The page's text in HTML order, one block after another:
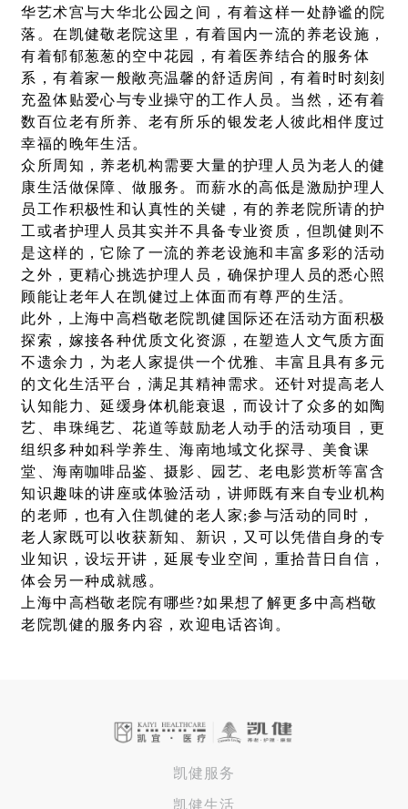
华艺术宫与大华北公园之间，有着这样一处静谧的院
落。在凯健敬老院这里，有着国内一流的养老设施，
有着郁郁葱葱的空中花园，有着医养结合的服务体
系，有着家一般敞亮温馨的舒适房间，有着时时刻刻
充盈体贴爱心与专业操守的工作人员。当然，还有着
数百位老有所养、老有所乐的银发老人彼此相伴度过
幸福的晚年生活。
众所周知，养老机构需要大量的护理人员为老人的健
康生活做保障、做服务。而薪水的高低是激励护理人
员工作积极性和认真性的关键，有的养老院所请的护
工或者护理人员其实并不具备专业资质，但凯健则不
是这样的，它除了一流的养老设施和丰富多彩的活动
之外，更精心挑选护理人员，确保护理人员的悉心照
顾能让老年人在凯健过上体面而有尊严的生活。
此外，上海中高档敬老院凯健国际还在活动方面积极
探索，嫁接各种优质文化资源，在塑造人文气质方面
不遗余力，为老人家提供一个优雅、丰富且具有多元
的文化生活平台，满足其精神需求。还针对提高老人
认知能力、延缓身体机能衰退，而设计了众多的如陶
艺、串珠绳艺、花道等鼓励老人动手的活动项目，更
组织多种如科学养生、海南地域文化探寻、美食课
堂、海南咖啡品鉴、摄影、园艺、老电影赏析等富含
知识趣味的讲座或体验活动，讲师既有来自专业机构
的老师，也有入住凯健的老人家;参与活动的同时，
老人家既可以收获新知、新识，又可以凭借自身的专
业知识，设坛开讲，延展专业空间，重拾昔日自信，
体会另一种成就感。
上海中高档敬老院有哪些?如果想了解更多中高档敬
老院凯健的服务内容，欢迎电话咨询。
凯健服务
凯健生活